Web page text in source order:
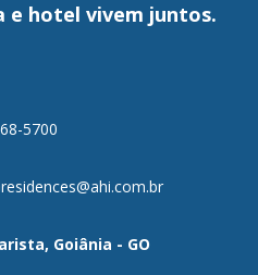
e hotel vivem juntos.
5700
Goiânia - GO